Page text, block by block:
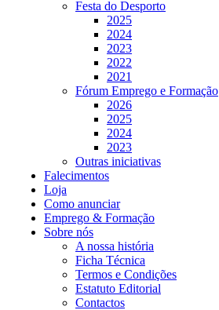
Festa do Desporto
2025
2024
2023
2022
2021
Fórum Emprego e Formação
2026
2025
2024
2023
Outras iniciativas
Falecimentos
Loja
Como anunciar
Emprego & Formação
Sobre nós
A nossa história
Ficha Técnica
Termos e Condições
Estatuto Editorial
Contactos